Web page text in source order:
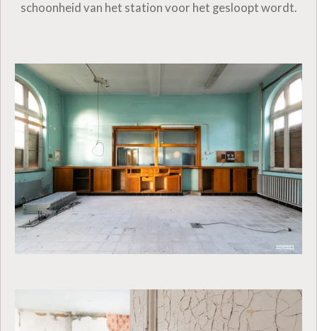
schoonheid van het station voor het gesloopt wordt.